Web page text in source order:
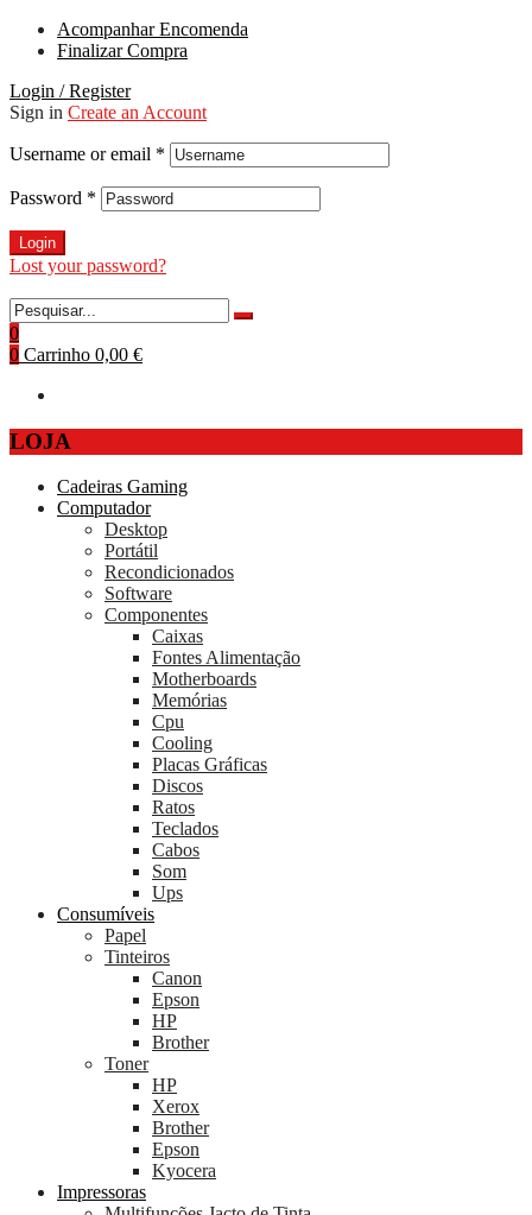
Acompanhar Encomenda
Finalizar Compra
Login / Register
Sign in Create an Account
Username or email *
Password *
Login
Lost your password?
0
0 Carrinho 0,00 €
LOJA
Cadeiras Gaming
Computador
Desktop
Portátil
Recondicionados
Software
Componentes
Caixas
Fontes Alimentação
Motherboards
Memórias
Cpu
Cooling
Placas Gráficas
Discos
Ratos
Teclados
Cabos
Som
Ups
Consumíveis
Papel
Tinteiros
Canon
Epson
HP
Brother
Toner
HP
Xerox
Brother
Epson
Kyocera
Impressoras